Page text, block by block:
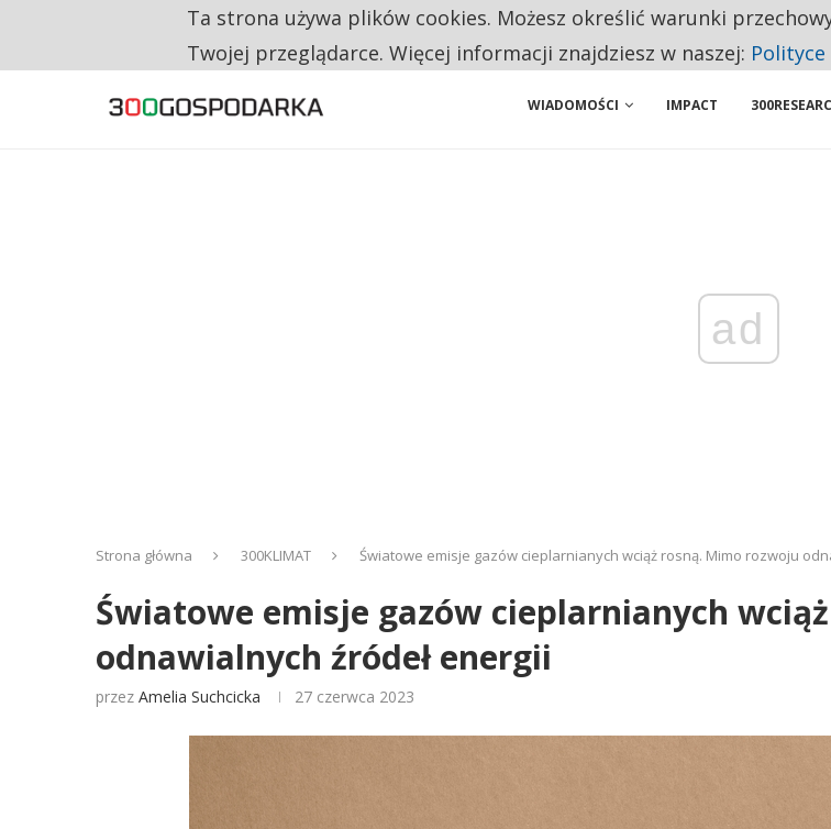
RESTRYKCJE CHIN UDERZAJĄ W EUROPEJSKI PRZEMYSŁ. NA LIŚCIE SĄ DWA PODMIOTY Z POLSKI
WIADOMOŚCI IMPACT
ad
Strona główna 300KLIMAT Światowe emisje gazów cieplarnianych wciąż rosną. Mimo rozwoju
Światowe emisje gazów cieplarnianych
odnawialnych źródeł energii
przez Amelia Suchcicka 27 czerwca 2023
Ta strona używa plików cookies. Możesz określić warunki
Twojej przeglądarce. Więcej informacji znajdziesz w naszej: Polityce